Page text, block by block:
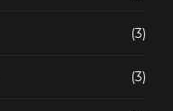
(3)
(3)